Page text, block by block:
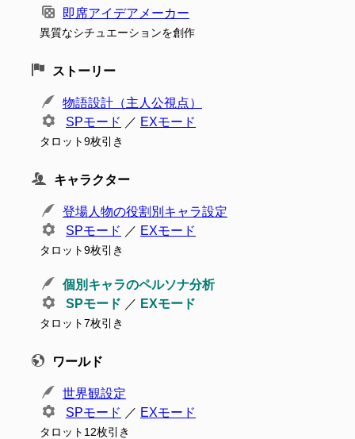
即席アイデアメーカー
異質なシチュエーションを創作
ストーリー
物語設計（主人公視点）
SPモード ／ EXモード
タロット9枚引き
キャラクター
登場人物の役割別キャラ設定
SPモード ／ EXモード
タロット9枚引き
個別キャラのペルソナ分析
SPモード ／ EXモード
タロット7枚引き
ワールド
世界観設定
SPモード ／ EXモード
タロット12枚引き